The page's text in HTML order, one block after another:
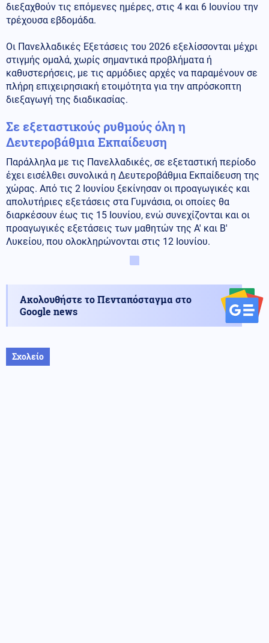
διεξαχθούν τις επόμενες ημέρες, στις 4 και 6 Ιουνίου την
τρέχουσα εβδομάδα.
Οι Πανελλαδικές Εξετάσεις του 2026 εξελίσσονται μέχρι
στιγμής ομαλά, χωρίς σημαντικά προβλήματα ή
καθυστερήσεις, με τις αρμόδιες αρχές να παραμένουν σε
πλήρη επιχειρησιακή ετοιμότητα για την απρόσκοπτη
διεξαγωγή της διαδικασίας.
Σε εξεταστικούς ρυθμούς όλη η
Δευτεροβάθμια Εκπαίδευση
Παράλληλα με τις Πανελλαδικές, σε εξεταστική περίοδο
έχει εισέλθει συνολικά η Δευτεροβάθμια Εκπαίδευση της
χώρας. Από τις 2 Ιουνίου ξεκίνησαν οι προαγωγικές και
απολυτήριες εξετάσεις στα Γυμνάσια, οι οποίες θα
διαρκέσουν έως τις 15 Ιουνίου, ενώ συνεχίζονται και οι
προαγωγικές εξετάσεις των μαθητών της Α' και Β'
Λυκείου, που ολοκληρώνονται στις 12 Ιουνίου.
Ακολουθήστε το Πενταπόσταγμα στο
Google news
Σχολείο